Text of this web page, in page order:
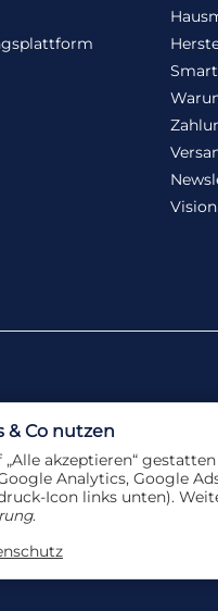
Alle Angebote
& Co nutzen
akzeptieren“
Analytics, Google
Icon links unten).
.